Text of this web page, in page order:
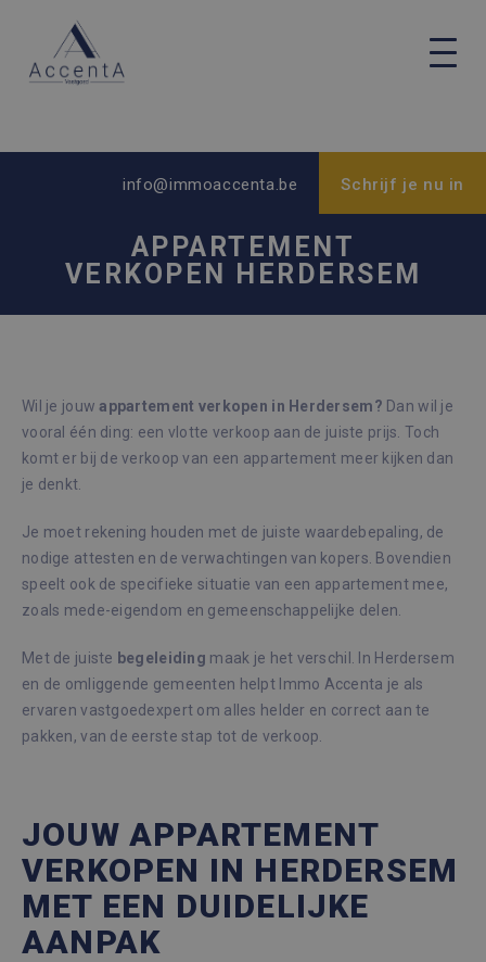
info@immoaccenta.be Schrijf je nu in
APPARTEMENT
VERKOPEN HERDERSEM
Wil je jouwappartement verkopen in Herdersem? Dan wil je
vooral één ding: een vlotte verkoop aan de juiste prijs. Toch
komt er bij de verkoop van een appartement meer kijken dan
je denkt.
Je moet rekening houden met de juiste waardebepaling, de
nodige attesten en de verwachtingen van kopers. Bovendien
speelt ook de specifieke situatie van een appartement mee,
zoals mede-eigendom en gemeenschappelijke delen.
Met de juiste begeleiding maak je het verschil. In Herdersem
en de omliggende gemeenten helpt Immo Accenta je als
ervaren vastgoedexpert om alles helder en correct aan te
pakken, van de eerste stap tot de verkoop.
JOUW APPARTEMENT
VERKOPEN IN HERDERSEM
MET EEN DUIDELIJKE
AANPAK